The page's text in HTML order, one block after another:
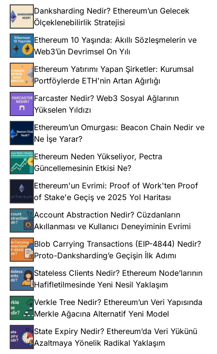
Danksharding Nedir? Ethereum’un Gelecek
Ölçeklenebilirlik Stratejisi
Ethereum 10 Yaşında: Akıllı Sözleşmelerin ve
Web3’ün Devrimsel On Yılı
Ethereum Yatırımı Yapan Şirketler: Kurumsal
Portföylerde ETH'nin Artan Ağırlığı
Farcaster Nedir? Web3 Sosyal Ağlarının
Yükselen Yıldızı
Ethereum’un Omurgası: Beacon Chain Nedir ve
Ne İşe Yarar?
Ethereum Neden Yükseliyor, Pectra
Güncellemesinin Etkisi Ne?
Ethereum'un Evrimi: Proof of Work'ten Proof
of Stake'e Geçiş ve 2025 Yol Haritası
Account Abstraction Nedir? Cüzdanların
Akıllanması ve Kullanıcı Deneyiminin Evrimi
Blob Carrying Transactions (EIP-4844) Nedir?
Proto-Danksharding’e Geçişin İlk Adımı
Stateless Clients Nedir? Ethereum Node’larının
Hafifletilmesinde Yeni Nesil Yaklaşım
Verkle Tree Nedir? Ethereum’un Veri Yapısında
Merkle Ağacına Alternatif Yeni Model
State Expiry Nedir? Ethereum’da Veri Yükünü
Azaltmaya Yönelik Radikal Yaklaşım